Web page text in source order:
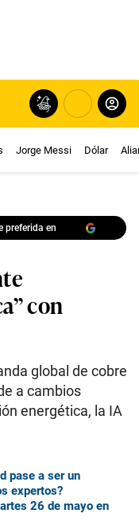
Jorge Messi Dólar
preferida en
con
global de cobre
a cambios
energética, la IA
pase a ser un
expertos?
26 de mayo en